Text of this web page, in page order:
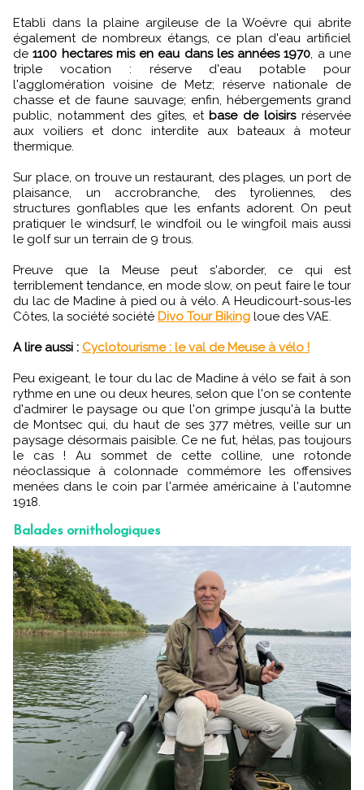
Etabli dans la plaine argileuse de la Woëvre qui abrite
également de nombreux étangs, ce plan d'eau artificiel
de1100 hectares mis en eau dans les années 1970 , a une
triple vocation : réserve d'eau potable pour
l'agglomération voisine de Metz; réserve nationale de
chasse et de faune sauvage; enfin, hébergements grand
public, notamment des gîtes, et base de loisirs réservée
aux voiliers et donc interdite aux bateaux à moteur
thermique.
Sur place, on trouve un restaurant, des plages, un port de
plaisance, un accrobranche, des tyroliennes, des
structures gonflables que les enfants adorent. On peut
pratiquer le windsurf, le windfoil ou le wingfoil mais aussi
le golf sur un terrain de 9 trous.
Preuve que la Meuse peut s'aborder, ce qui est
terriblement tendance, en mode slow, on peut faire le tour
du lac de Madine à pied ou à vélo. A Heudicourt-sous-les
Côtes, la société société Divo Tour Biking loue des VAE.
A lire aussi : Cyclotourisme : le val de Meuse à vélo !
Peu exigeant, le tour du lac de Madine à vélo se fait à son
rythme en une ou deux heures, selon que l'on se contente
d'admirer le paysage ou que l'on grimpe jusqu'à la butte
de Montsec qui, du haut de ses 377 mètres, veille sur un
paysage désormais paisible. Ce ne fut, hélas, pas toujours
le cas ! Au sommet de cette colline, une rotonde
néoclassique à colonnade commémore les offensives
menées dans le coin par l'armée américaine à l'automne
1918.
Balades ornithologiques